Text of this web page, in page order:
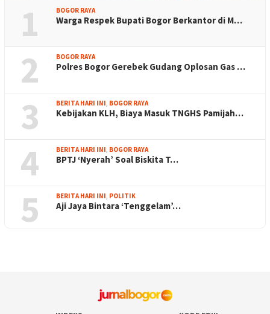
1 BOGOR RAYA
Warga Respek Bupati Bogor Berkantor di M…
2 BOGOR RAYA
Polres Bogor Gerebek Gudang Oplosan Gas …
3 BERITA HARI INI, BOGOR RAYA
Kebijakan KLH, Biaya Masuk TNGHS Pamijah…
4 BERITA HARI INI, BOGOR RAYA
BPTJ ‘Nyerah’ Soal Biskita T…
5 BERITA HARI INI, POLITIK
Aji Jaya Bintara ‘Tenggelam’…